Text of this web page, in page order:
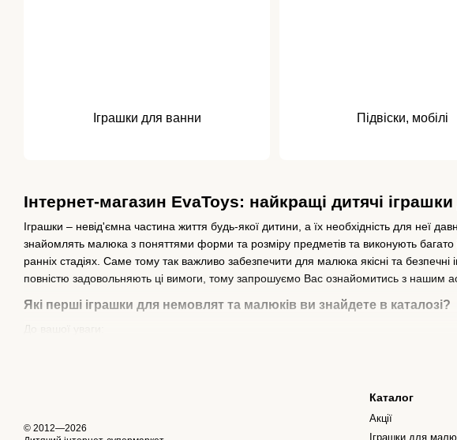
Інтернет-магазин EvaToys: найкращі дитячі
Іграшки – невід'ємна частина життя будь-якої дитини, а їх необхідність для неї
знайомлять малюка з поняттями форми та розміру предметів та виконують
ранніх стадіях. Саме тому так важливо забезпечити для малюка якісні та
повністю задовольняють ці вимоги, тому запрошуємо Вас ознайомитись з нашим
Які перші іграшки для немовлят та малюків ви знайдете в каталозі?
Розвивальні іграшки. Сюди входять різні ігрові набори, музичні машинки,
Мобілі та підвіски на дитяче ліжечко. Такі вироби будуть тренуванням для
Іграшки для ванни Підвіски, мобілі
© 2012—2026
Каталог
Акції
Іграшки для